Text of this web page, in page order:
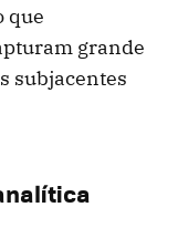
que
grande
subjacentes